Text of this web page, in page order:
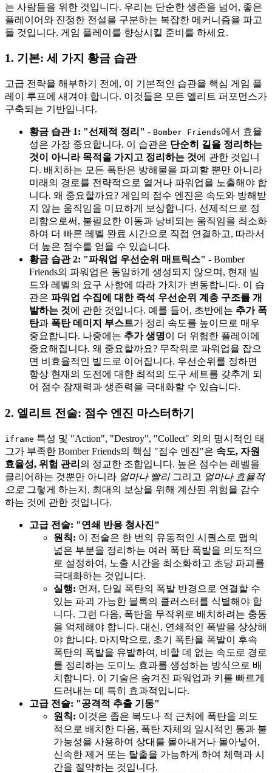
는 사람들을 위한 것입니다. 우리는 단순한 생존을 넘어, 좋은
플레이어와 진정한 전설을 구분하는 복잡한 메커니즘을 파고
들 것입니다. 게임 플레이를 향상시킬 준비를 하세요.
1. 기본: 세 가지 황금 습관
고급 전략을 해부하기 전에, 이 기본적인 습관을 핵심 게임 플
레이 루프에 새겨야 합니다. 이것들은 모든 엘리트 퍼포먼스가
구축되는 기반입니다.
황금 습관 1: "선제적 정리" - Bomber Friends에서 효율
성은 가장 중요합니다. 이 습관은 단순히 길을 정리하는
것이 아니라 목적을 가지고 정리하는 것에 관한 것입니
다. 배치하는 모든 폭탄은 방해물을 파괴할 뿐만 아니라
미래의 경로를 전략적으로 열거나 파워업을 노출해야 합
니다. 왜 중요할까요? 게임의 점수 엔진은 속도와 방해받
지 않는 움직임을 미묘하게 보상합니다. 선제적으로 정
리함으로써, 불필요한 이동과 낭비되는 움직임을 최소화
하여 더 빠른 레벨 완료 시간으로 직접 연결하고, 따라서
더 높은 점수를 얻을 수 있습니다.
황금 습관 2: "파워업 우선순위 매트릭스" - Bomber
Friends의 파워업은 동일하게 생성되지 않으며, 현재 빌
드와 레벨의 요구 사항에 따라 가치가 변동합니다. 이 습
관은 파워업 수집에 대한 즉석 우선순위 계층 구조를 개
발하는 것에 관한 것입니다. 예를 들어, 초반에는 추가 폭
탄과 폭탄 데미지 부스트가 정리 속도를 높이므로 매우
중요합니다. 나중에는 추가 생명이 더 위험한 플레이에
중요해집니다. 왜 중요할까요? 무작위로 파워업을 잡으
면 비효율적인 빌드로 이어집니다. 우선순위를 정하면
항상 현재의 도전에 대한 최적의 도구 세트를 갖추게 되
어 점수 잠재력과 생존력을 극대화할 수 있습니다.
2. 엘리트 전술: 점수 엔진 마스터하기
iframe 특성 및 "Action", "Destroy", "Collect" 외의 명시적인 태
그가 부족한 Bomber Friends의 핵심 "점수 엔진"은 속도, 자원
효율성, 위험 관리 의 정교한 조합입니다. 높은 점수는 레벨을
클리어하는 것뿐만 아니라 얼마나 빨리그리고 얼마나 효율적
으로 그렇게 하는지, 최대의 보상을 위해 계산된 위험을 감수
하는 것에 관한 것입니다.
고급 전술: "연쇄 반응 청사진"
원칙: 이 전술은 한 번의 유동적인 시퀀스로 맵의
넓은 부분을 정리하는 여러 폭탄 폭발을 의도적으
로 설정하여, 노출 시간을 최소화하고 초당 파괴를
극대화하는 것입니다.
실행: 먼저, 단일 폭탄의 폭발 반경으로 연결할 수
있는 파괴 가능한 블록의 클러스터를 식별해야 합
니다. 그런 다음, 폭탄을 무작위로 배치하려는 충동
을 억제해야 합니다. 대신, 연쇄적인 폭발을 상상해
야 합니다. 마지막으로, 초기 폭탄을 폭발이 후속
폭탄의 폭발을 유발하여, 비할 데 없는 속도로 경로
를 정리하는 도미노 효과를 생성하는 방식으로 배
치합니다. 이 기술은 숨겨진 파워업과 키를 빠르게
드러내는 데 특히 효과적입니다.
고급 전술: "공격적 추출 기동"
원칙: 이것은 좁은 복도나 적 근처에 폭탄을 의도
적으로 배치한 다음, 폭탄 자체의 일시적인 통과 불
가능성을 사용하여 상대를 몰아내거나 몰아넣어,
신속한 제거 또는 탈출을 가능하게 하여 체력과 시
간을 절약하는 것입니다.